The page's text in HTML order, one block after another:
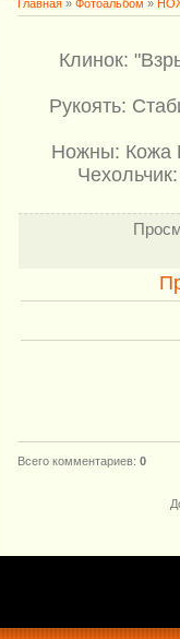
Главная » Фотоальбом »
Клинок:
Рукоять:
Ножны: Кожа
Всего комментариев: 0